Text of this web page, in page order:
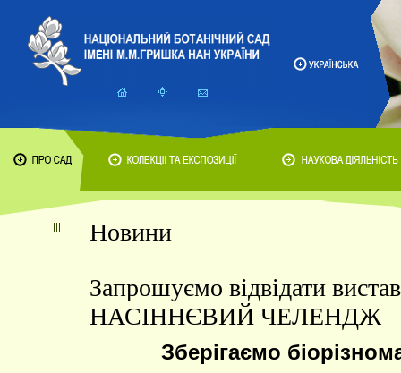
Новини
Запрошуємо відвідати
НАСІННЄВИЙ ЧЕЛЕНДЖ
Зберігаємо